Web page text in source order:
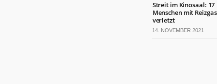
Streit im Kinosaal: 17
Menschen mit Reizgas
verletzt
14. NOVEMBER 2021